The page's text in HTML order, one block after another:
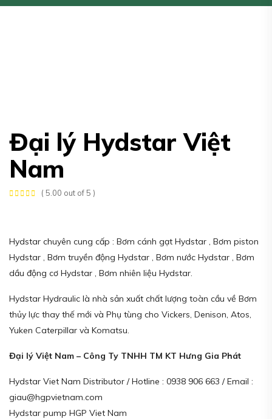
Đại lý Hydstar Việt
Nam
( 5.00 out of 5 )
Hydstar chuyên cung cấp : Bơm cánh gạt Hydstar , Bơm piston
Hydstar , Bơm truyền động Hydstar , Bơm nước Hydstar , Bơm
dầu động cơ Hydstar , Bơm nhiên liệu Hydstar.
Hydstar Hydraulic là nhà sản xuất chất lượng toàn cầu về Bơm
thủy lực thay thế mới và Phụ tùng cho Vickers, Denison, Atos,
Yuken Caterpillar và Komatsu.
Đại lý Việt Nam – Công Ty TNHH TM KT Hưng Gia Phát
Hydstar Viet Nam Distributor / Hotline : 0938 906 663 / Email :
giau@hgpvietnam.com
Hydstar pump HGP Viet Nam